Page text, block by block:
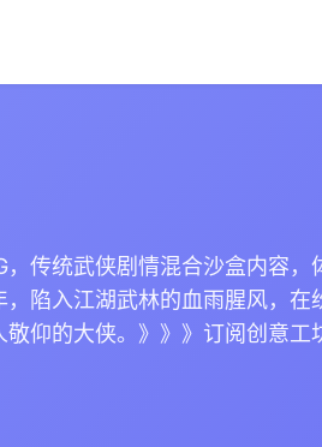
，传统武侠剧情混合沙盒内容，
陷入江湖武林的血雨腥风，在
仰的大侠。》》》订阅创意工